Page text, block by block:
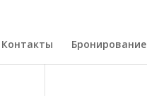
Контакты Бронирование